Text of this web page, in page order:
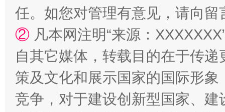
任。如您对管理有意见，请向
② 凡本网注明“来源：
自其它媒体，转载目的在于传
策及文化和展示国家的国际形
竞争，对于建设创新型国家、